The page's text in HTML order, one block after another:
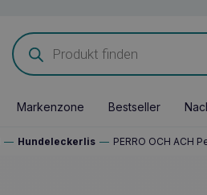
Products
search
Markenzone Bestseller
— Hundeleckerlis — PERRO OCH ACH